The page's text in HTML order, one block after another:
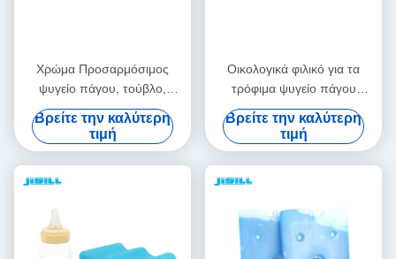
Χρώμα Προσαρμόσιμος
ψυγείο πάγου, τούβλο,
επαναχρησιμοποιήσιμη τζελ
ψυγείο για παγωτό για
τρόφιμα κατεψυγμένα
Βρείτε την καλύτερη
τιμή
Οικολογικά φιλικό για τα
τρόφιμα ψυγείο πάγου
τούβλο για τρόφιμα
μακροχρόνια μεταφορά για
τρόφιμα κατεψυγμένα
Βρείτε την καλύτερη
τιμή